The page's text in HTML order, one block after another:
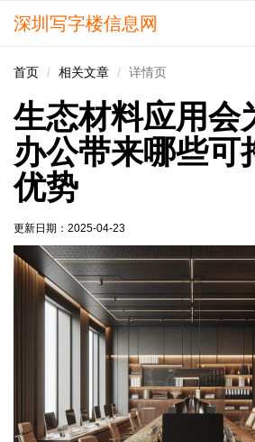
深圳写字楼信息网
首页 相关文章 详情页
生态材料应用会
办公带来哪些可
优势
更新日期： 2025-04-23